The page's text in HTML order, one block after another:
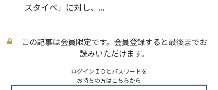
スタイベ」に対し、...
この記事は会員限定です。会員登録すると最後までお
読みいただけます。
ログインＩＤとパスワードを
お持ちの方はこちらから